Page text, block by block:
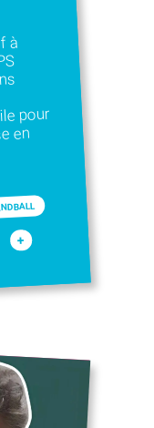
à
pour
en
+